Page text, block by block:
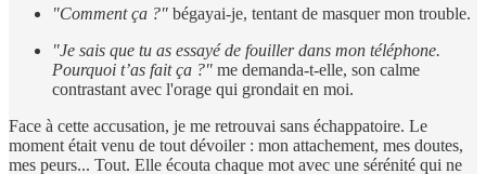
"Comment ça ?" bégayai-je, tentant de masquer mon trouble.
"Je sais que tu as essayé de fouiller dans mon téléphone.
Pourquoi t’as fait ça ?" me demanda-t-elle, son calme
contrastant avec l'orage qui grondait en moi.
Face à cette accusation, je me retrouvai sans échappatoire. Le
moment était venu de tout dévoiler : mon attachement, mes doutes,
mes peurs... Tout. Elle écouta chaque mot avec une sérénité qui ne